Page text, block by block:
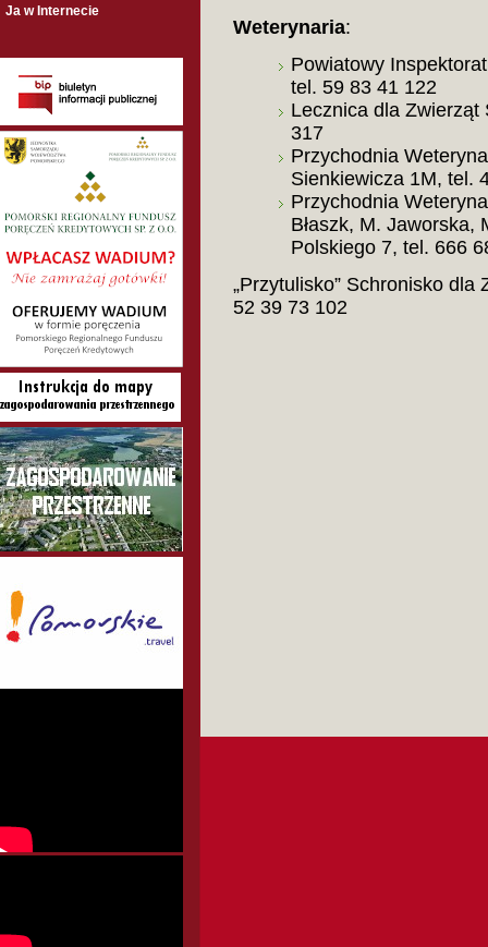
Ja w Internecie
Weterynaria:
Powiatowy
tel. 59 83 41 122
Lecznica dla Zwierząt
317
Przychodnia
Sienkiewicza 1M, tel.
Przychodnia
Błaszk, M. Jaworska,
Polskiego 7, tel. 666
„Przytulisko” Schronisko
52 39 73 102